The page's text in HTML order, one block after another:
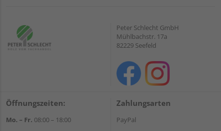
Peter Schlecht GmbH
Mühlbachstr. 17a
82229 Seefeld
Öffnungszeiten:
Mo. – Fr. 08:00 – 18:00
Zahlungsarten
PayPal